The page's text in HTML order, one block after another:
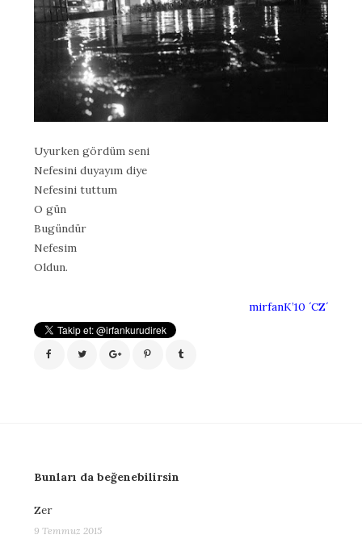
Uyurken gördüm seni
Nefesini duyayım diye
Nefesini tuttum
O gün
Bugündür
Nefesim
Oldun.
mirfanK’10 ´CZ´
Bunları da beğenebilirsin
Zer
9 Temmuz 2015